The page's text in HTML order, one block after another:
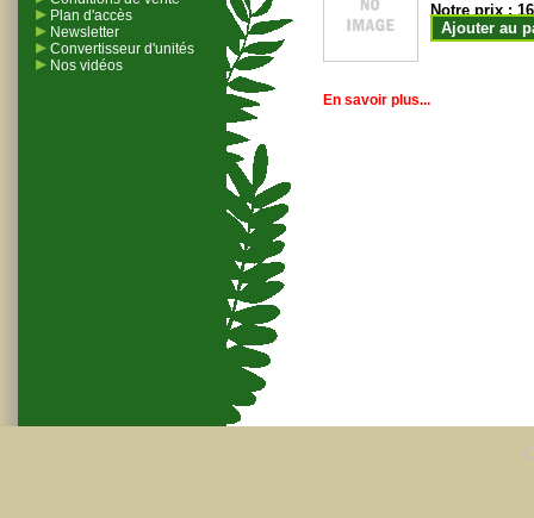
Plan d'accès
Newsletter
Convertisseur d'unités
Nos vidéos
Notre prix :
Ajouter au
En savoir plus...